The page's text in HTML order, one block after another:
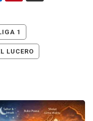
1
LUCERO